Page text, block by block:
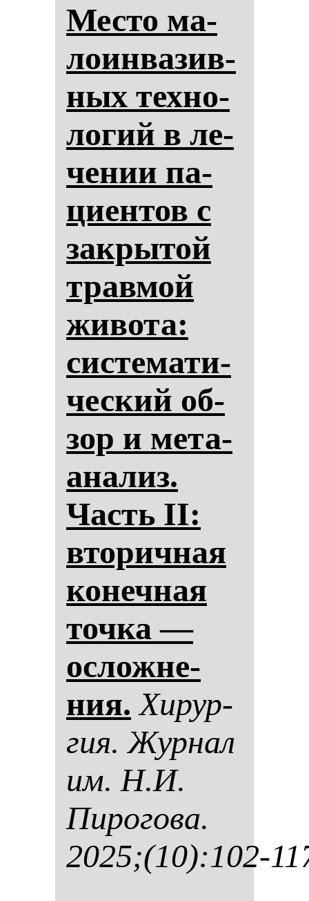
Мес­то ма­
ло­ин­ва­зив­
ных тех­но­
ло­гий в ле­
че­нии па­
ци­ен­тов с
зак­ры­той
трав­мой
жи­во­та:
сис­те­ма­ти­
чес­кий об­
зор и ме­та­
ана­лиз.
Часть II:
вто­рич­ная
ко­неч­ная
точ­ка —
ос­лож­не­
ния. Хи­рур­
гия. Жур­нал
им. Н.И.
Пи­ро­го­ва.
2025;(10):102-